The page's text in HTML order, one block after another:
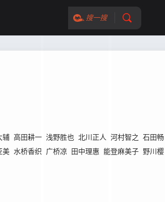
搜一搜
辅 高田耕一 浅野胜也 北川正人 河村智之 石田畅
美 水桥香织 广桥凉 田中理惠 能登麻美子 野川樱